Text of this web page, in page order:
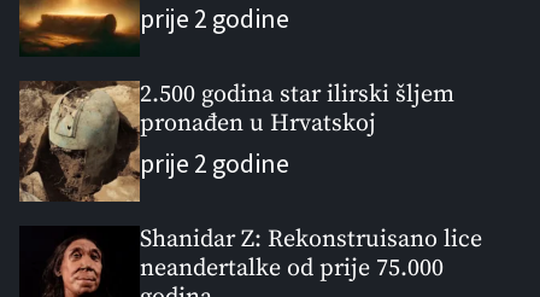
prije 2 godine
2.500 godina star ilirski šljem
pronađen u Hrvatskoj
prije 2 godine
Shanidar Z: Rekonstruisano lice
neandertalke od prije 75.000